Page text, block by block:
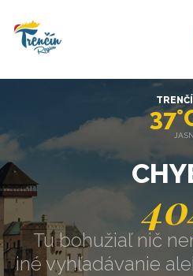
Tu bohužiaľ nič
iné vyhľadávanie